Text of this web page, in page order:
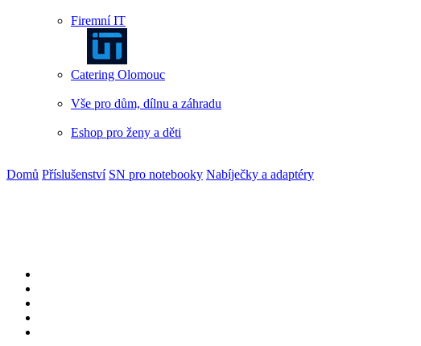
Firemní IT
Catering Olomouc
Vše pro dům, dílnu a záhradu
Eshop pro ženy a děti
Domů Příslušenství SN pro notebooky Nabíječky a adaptéry